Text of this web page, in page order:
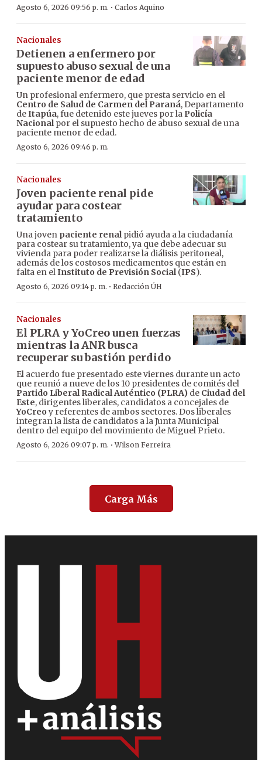
Agosto 6, 2026 09:56 p. m. · Carlos Aquino
Nacionales
Detienen a enfermero por
supuesto abuso sexual de una
paciente menor de edad
Un profesional enfermero, que presta servicio en el
Centro de Salud de Carmen del Paraná, Departamento
deItapúa, fue detenido este jueves por la Policía
Nacionalpor el supuesto hecho de abuso sexual de una
paciente menor de edad.
Agosto 6, 2026 09:46 p. m.
Nacionales
Joven paciente renal pide
ayudar para costear
tratamiento
Una joven paciente renalpidió ayuda a la ciudadanía
para costear su tratamiento, ya que debe adecuar su
vivienda para poder realizarse la diálisis peritoneal,
además de los costosos medicamentos que están en
falta en elInstituto de Previsión Social(IPS).
Agosto 6, 2026 09:14 p. m. · Redacción ÚH
Nacionales
El PLRA y YoCreo unen fuerzas
mientras la ANR busca
recuperar su bastión perdido
El acuerdo fue presentado este viernes durante un acto
que reunió a nueve de los 10 presidentes de comités del
Partido Liberal Radical Auténtico (PLRA) de Ciudad del
Este, dirigentes liberales, candidatos a concejales de
YoCreo y referentes de ambos sectores. Dos liberales
integran la lista de candidatos a la Junta Municipal
dentro del equipo del movimiento de Miguel Prieto.
Agosto 6, 2026 09:07 p. m. ·Wilson Ferreira
Carga Más